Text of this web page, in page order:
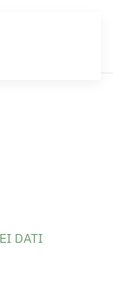
DATI